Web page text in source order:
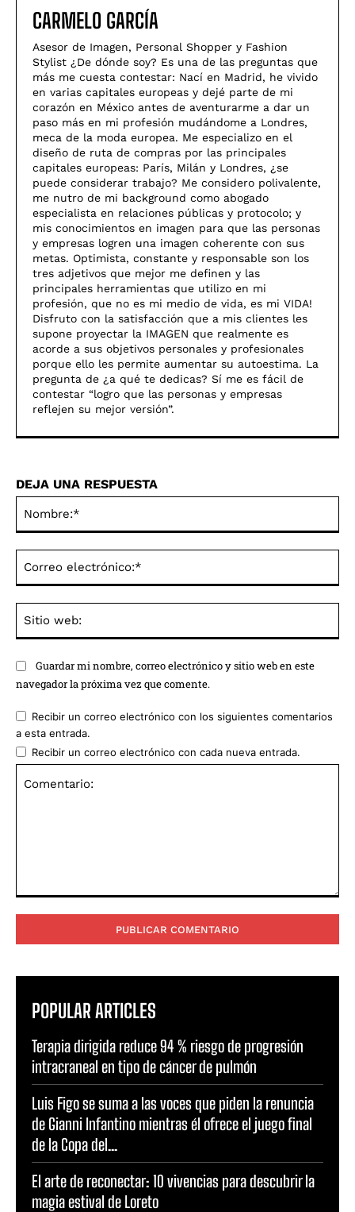
CARMELO GARCÍA
Asesor de Imagen, Personal Shopper y Fashion
Stylist ¿De dónde soy? Es una de las preguntas que
más me cuesta contestar: Nací en Madrid, he vivido
en varias capitales europeas y dejé parte de mi
corazón en México antes de aventurarme a dar un
paso más en mi profesión mudándome a Londres,
meca de la moda europea. Me especializo en el
diseño de ruta de compras por las principales
capitales europeas: París, Milán y Londres, ¿se
puede considerar trabajo? Me considero polivalente,
me nutro de mi background como abogado
especialista en relaciones públicas y protocolo; y
mis conocimientos en imagen para que las personas
y empresas logren una imagen coherente con sus
metas. Optimista, constante y responsable son los
tres adjetivos que mejor me definen y las
principales herramientas que utilizo en mi
profesión, que no es mi medio de vida, es mi VIDA!
Disfruto con la satisfacción que a mis clientes les
supone proyectar la IMAGEN que realmente es
acorde a sus objetivos personales y profesionales
porque ello les permite aumentar su autoestima. La
pregunta de ¿a qué te dedicas? Sí me es fácil de
contestar “logro que las personas y empresas
reflejen su mejor versión”.
DEJA UNA RESPUESTA
Guardar mi nombre, correo electrónico y sitio web en este
navegador la próxima vez que comente.
Recibir un correo electrónico con los siguientes comentarios
a esta entrada.
Recibir un correo electrónico con cada nueva entrada.
POPULAR ARTICLES
Terapia dirigida reduce 94 % riesgo de progresión
intracraneal en tipo de cáncer de pulmón
Luis Figo se suma a las voces que piden la renuncia
de Gianni Infantino mientras él ofrece el juego final
de la Copa del...
El arte de reconectar: 10 vivencias para descubrir la
magia estival de Loreto